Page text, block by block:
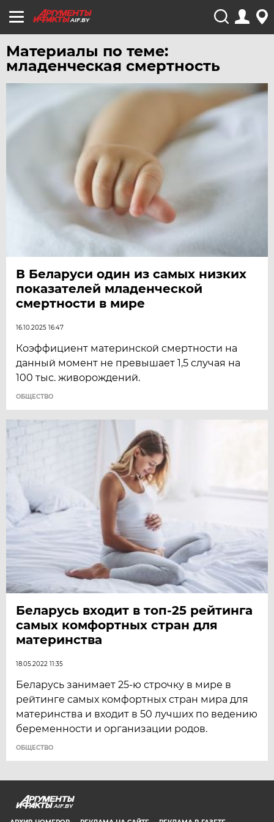
AIF.BY
Материалы по теме:
младенческая смертность
В Беларуси один из самых низких
показателей младенческой
смертности в мире
16.10.2025 16:47
Коэффициент материнской смертности на
данный момент не превышает 1,5 случая на
100 тыс. живорождений.
ОБЩЕСТВО
Беларусь входит в топ-25 рейтинга
самых комфортных стран для
материнства
18.05.2022 11:35
Беларусь занимает 25-ю строчку в мире в
рейтинге самых комфортных стран мира для
материнства и входит в 50 лучших по ведению
беременности и организации родов.
ОБЩЕСТВО
AIF.BY